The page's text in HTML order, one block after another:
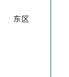
东区